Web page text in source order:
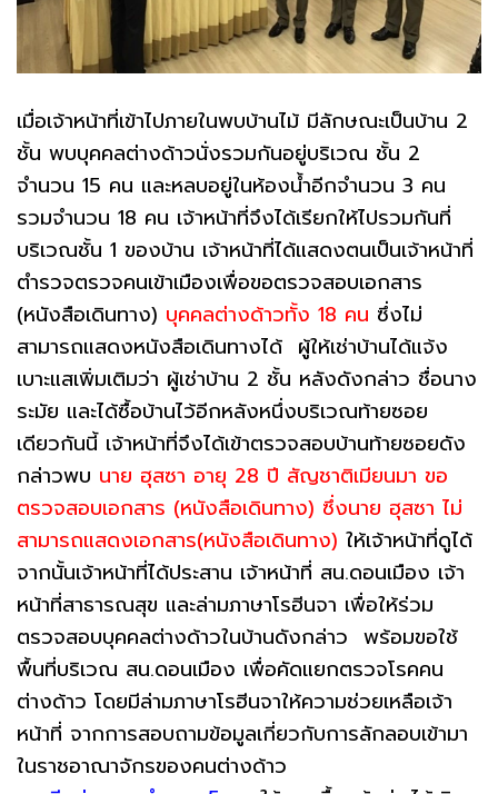
เมื่อเจ้าหน้าที่เข้าไปภายในพบบ้านไม้ มีลักษณะเป็นบ้าน 2
ชั้น พบบุคคลต่างด้าวนั่งรวมกันอยู่บริเวณ ชั้น 2
จำนวน 15 คน และหลบอยู่ในห้องน้ำอีกจำนวน 3 คน
รวมจำนวน 18 คน เจ้าหน้าที่จึงได้เรียกให้ไปรวมกันที่
บริเวณชั้น 1 ของบ้าน เจ้าหน้าที่ได้แสดงตนเป็นเจ้าหน้าที่
ตำรวจตรวจคนเข้าเมืองเพื่อขอตรวจสอบเอกสาร
(หนังสือเดินทาง) บุคคลต่างด้าวทั้ง 18 คน ซึ่งไม่
สามารถแสดงหนังสือเดินทางได้ ผู้ให้เช่าบ้านได้แจ้ง
เบาะแสเพิ่มเติมว่า ผู้เช่าบ้าน 2 ชั้น หลังดังกล่าว ชื่อนาง
ระมัย และได้ซื้อบ้านไว้อีกหลังหนึ่งบริเวณท้ายซอย
เดียวกันนี้ เจ้าหน้าที่จึงได้เข้าตรวจสอบบ้านท้ายซอยดัง
กล่าวพบ นาย ฮุสซา อายุ 28 ปี สัญชาติเมียนมา ขอ
ตรวจสอบเอกสาร (หนังสือเดินทาง) ซึ่งนาย ฮุสซา ไม่
สามารถแสดงเอกสาร(หนังสือเดินทาง) ให้เจ้าหน้าที่ดูได้
จากนั้นเจ้าหน้าที่ได้ประสาน เจ้าหน้าที่ สน.ดอนเมือง เจ้า
หน้าที่สาธารณสุข และล่ามภาษาโรฮีนจา เพื่อให้ร่วม
ตรวจสอบบุคคลต่างด้าวในบ้านดังกล่าว พร้อมขอใช้
พื้นที่บริเวณ สน.ดอนเมือง เพื่อคัดแยกตรวจโรคคน
ต่างด้าว โดยมีล่ามภาษาโรฮีนจาให้ความช่วยเหลือเจ้า
หน้าที่ จากการสอบถามข้อมูลเกี่ยวกับการลักลอบเข้ามา
ในราชอาณาจักรของคนต่างด้าว